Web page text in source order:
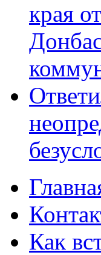
края
Главное меню
Как